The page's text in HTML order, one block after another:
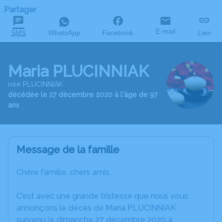
Partager
SMS WhatsApp Facebook E-mail Lien
Maria PLUCINNIAK
née PLUCINNIAK
décédée le 27 décembre 2020 à l'âge de 97
ans
Message de la famille
Chère famille, chers amis,
C’est avec une grande tristesse que nous vous
annonçons le décès de Maria PLUCINNIAK
survenu le dimanche 27 décembre 2020 à